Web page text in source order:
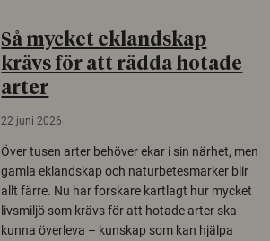
Så mycket eklandskap
krävs för att rädda hotade
arter
22 juni 2026
Över tusen arter behöver ekar i sin närhet, men
gamla eklandskap och naturbetesmarker blir
allt färre. Nu har forskare kartlagt hur mycket
livsmiljö som krävs för att hotade arter ska
kunna överleva – kunskap som kan hjälpa